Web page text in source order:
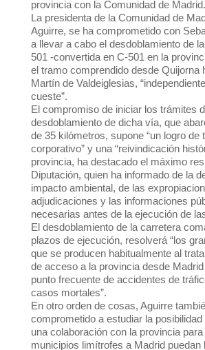
provincia con la Comunidad de Madrid.
La presidenta de la Comunidad de
Aguirre, se ha comprometido con
a llevar a cabo el desdoblamiento de
501 -convertida en C-501 en la
el tramo comprendido desde Quijorna
Martín de Valdeiglesias,
cueste”.
El compromiso de iniciar los trámites
desdoblamiento de dicha vía, que
de 35 kilómetros, supone “un logro de
corporativo” y una “reivindicación
provincia, ha destacado el máximo
Diputación, quien ha informado de la
impacto ambiental, de las
adjudicaciones y las informaciones
necesarias antes de la ejecución de
El desdoblamiento de la carretera
plazos de ejecución, resolverá “los
que se producen habitualmente al
de acceso a la provincia desde
punto frecuente de accidentes de
casos mortales”.
En otro orden de cosas, Aguirre
comprometido a estudiar la
una colaboración con la provincia para
municipios limítrofes a Madrid puedan